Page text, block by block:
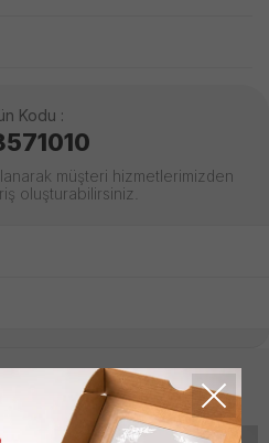
Kodu :
müşteri hizmetlerimizden
oluşturabilirsiniz.